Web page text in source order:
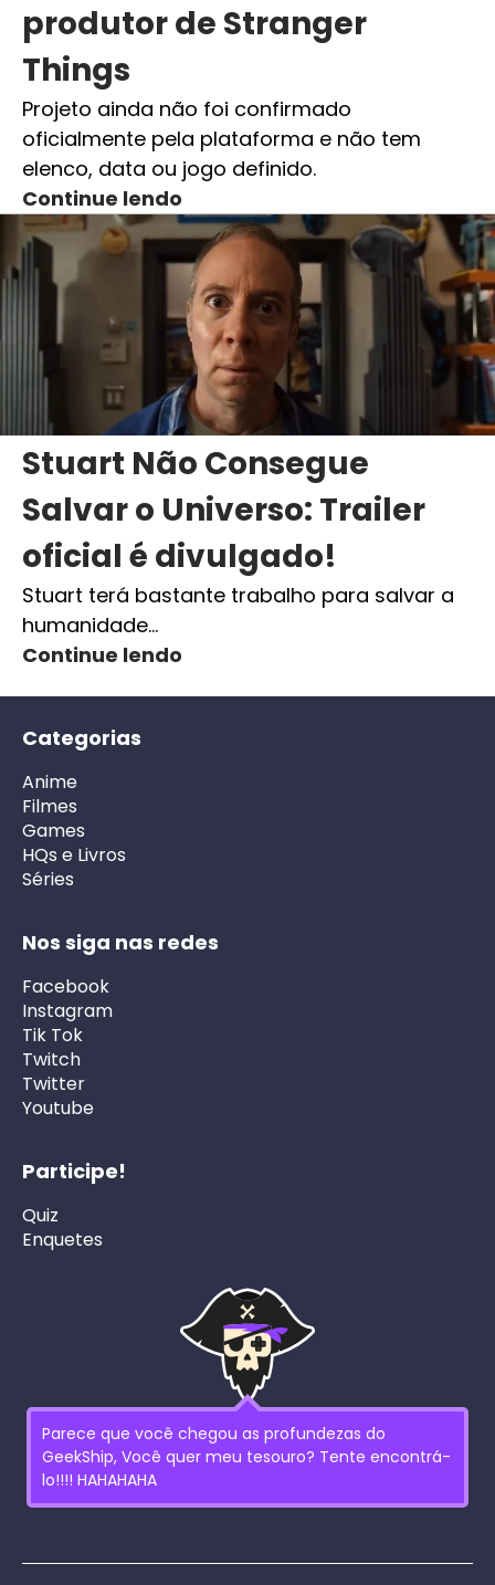
produtor de Stranger
Things
Projeto ainda não foi confirmado
oficialmente pela plataforma e não tem
elenco, data ou jogo definido.
Continue lendo
Stuart Não Consegue
Salvar o Universo: Trailer
oficial é divulgado!
Stuart terá bastante trabalho para salvar a
humanidade…
Continue lendo
Categorias
Anime
Filmes
Games
HQs e Livros
Séries
Nos siga nas redes
Facebook
Instagram
Tik Tok
Twitch
Twitter
Youtube
Participe!
Quiz
Enquetes
Parece que você chegou as profundezas do
GeekShip, Você quer meu tesouro? Tente encontrá-
lo!!!! HAHAHAHA